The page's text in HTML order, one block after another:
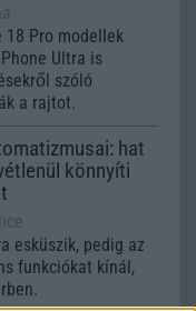
18 Pro modellek
Ultra is
szóló
a rajtot.
hat
könnyíti
esküszik, pedig az
funkciókat kínál,